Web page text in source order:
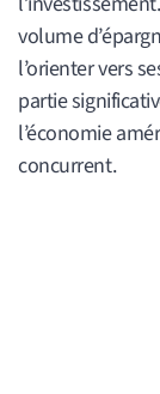
volume
l’orienter vers
partie
l’économie
concurrent.